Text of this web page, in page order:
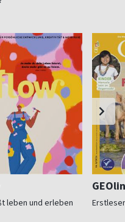
leben und erleben